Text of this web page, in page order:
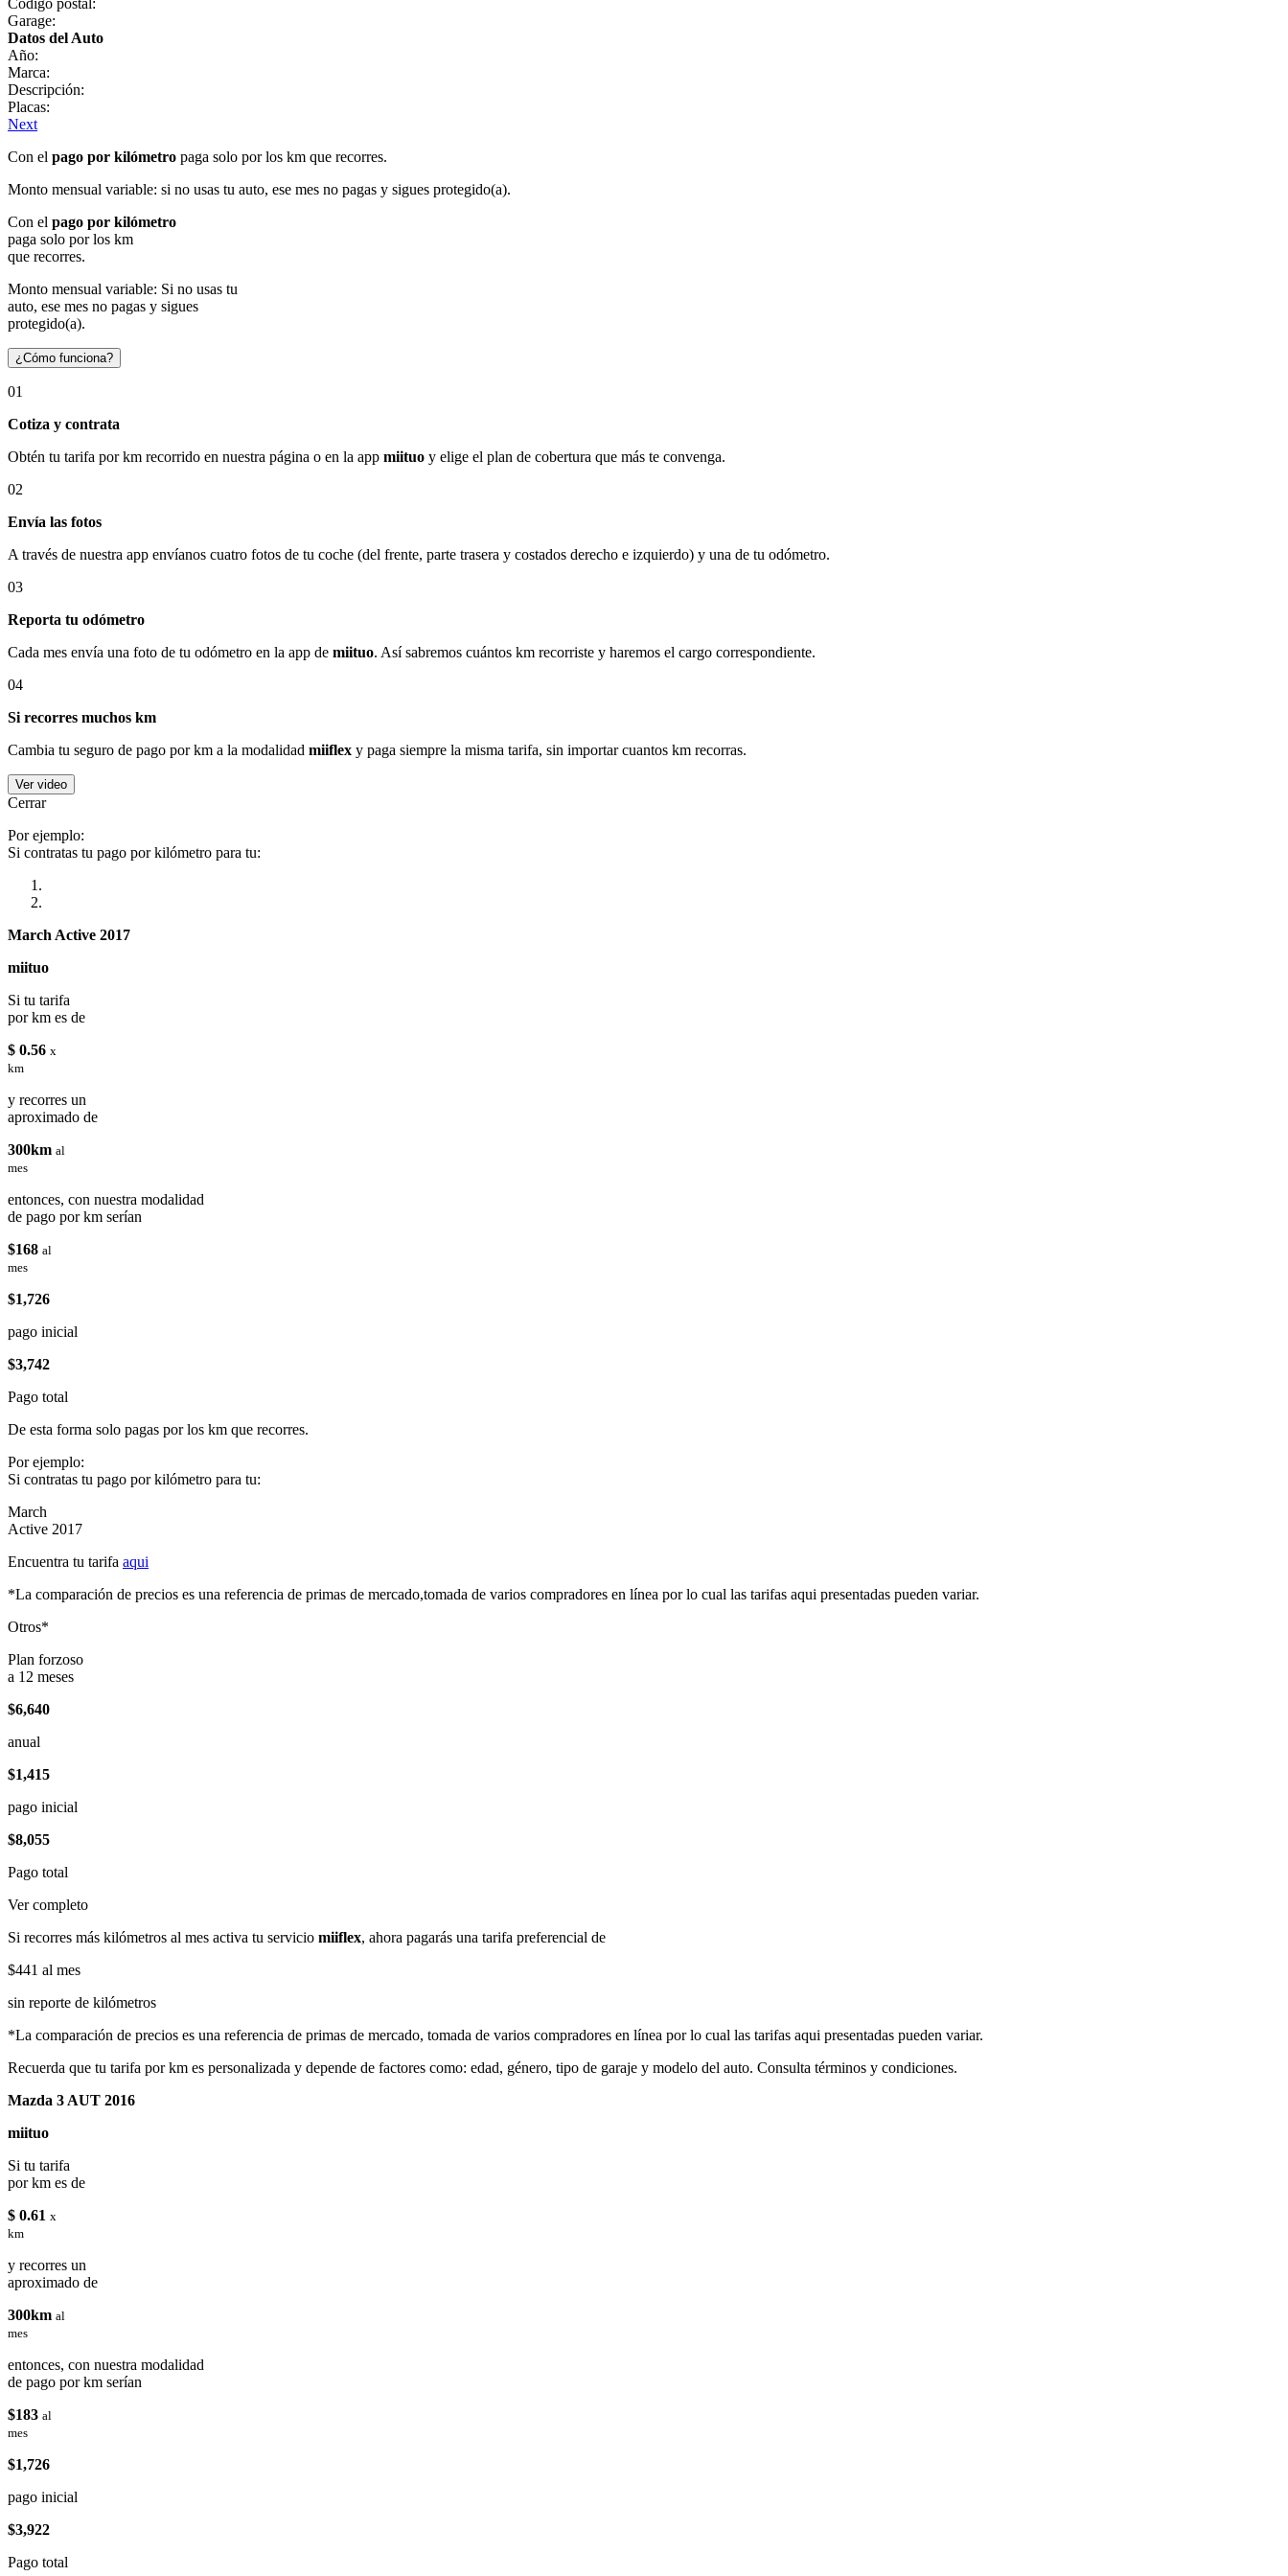
Garage:
Datos del Auto
Año:
Marca:
Descripción:
Placas:
Next
Con el pago por kilómetro paga solo por los km que recorres.
Monto mensual variable: si no usas tu auto, ese mes no pagas y sigues protegido(a).
Con el pago por kilómetro
paga solo por los km
que recorres.
Monto mensual variable: Si no usas tu
auto, ese mes no pagas y sigues
protegido(a).
¿Cómo funciona?
01
Cotiza y contrata
Obtén tu tarifa por km recorrido en nuestra página o en la app miituo y elige el plan de cobertura que más te convenga.
02
Envía las fotos
A través de nuestra app envíanos cuatro fotos de tu coche (del frente, parte trasera y costados derecho e izquierdo) y una de tu odómetro.
03
Reporta tu odómetro
Cada mes envía una foto de tu odómetro en la app de miituo. Así sabremos cuántos km recorriste y haremos el cargo correspondiente.
04
Si recorres muchos km
Cambia tu seguro de pago por km a la modalidad miiflex y paga siempre la misma tarifa, sin importar cuantos km recorras.
Ver video
Cerrar
Por ejemplo:
Si contratas tu pago por kilómetro para tu:
March Active 2017
miituo
Si tu tarifa
por km es de
$ 0.56 x
km
y recorres un
aproximado de
300km al
mes
entonces, con nuestra modalidad
de pago por km serían
$168 al
mes
$1,726
pago inicial
$3,742
Pago total
De esta forma solo pagas por los km que recorres.
Por ejemplo:
Si contratas tu pago por kilómetro para tu:
March
Active 2017
Encuentra tu tarifa aqui
*La comparación de precios es una referencia de primas de mercado,tomada de varios compradores en línea por lo cual las tarifas aqui presentadas pueden variar.
Otros*
Plan forzoso
a 12 meses
$6,640
anual
$1,415
pago inicial
$8,055
Pago total
Ver completo
Si recorres más kilómetros al mes activa tu servicio miiflex, ahora pagarás una tarifa preferencial de
$441 al mes
sin reporte de kilómetros
*La comparación de precios es una referencia de primas de mercado, tomada de varios compradores en línea por lo cual las tarifas aqui presentadas pueden variar.
Recuerda que tu tarifa por km es personalizada y depende de factores como: edad, género, tipo de garaje y modelo del auto. Consulta términos y condiciones.
Mazda 3 AUT 2016
miituo
Si tu tarifa
por km es de
$ 0.61 x
km
y recorres un
aproximado de
300km al
mes
entonces, con nuestra modalidad
de pago por km serían
$183 al
mes
$1,726
pago inicial
$3,922
Pago total